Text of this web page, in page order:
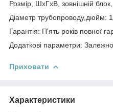
Розмір, ШхГхВ, зовнішній
Діаметр трубопроводу,дюйм:
Гарантія: П'ять років повної
Додаткові параметри: Залежно
Приховати
Характеристики